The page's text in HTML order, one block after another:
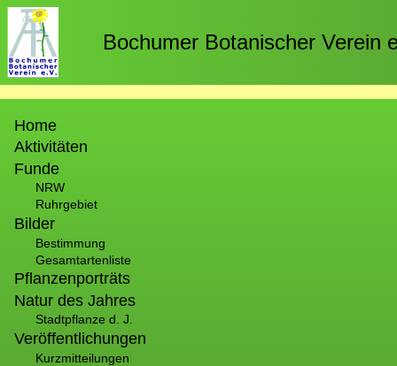
Direkt
zum
Inhalt
Bochumer Botanischer Verein
Home
Aktivitäten
Funde
NRW
Ruhrgebiet
Bilder
Bestimmung
Gesamtartenliste
Pflanzenporträts
Natur des Jahres
Stadtpflanze d. J.
Veröffentlichungen
Kurzmitteilungen